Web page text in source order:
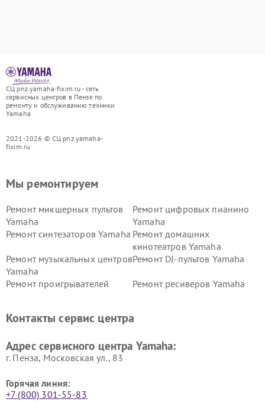
СЦ pnz.yamaha-fixim.ru - сеть
сервисных центров в Пензе по
ремонту и обслуживанию техники
Yamaha
2021-2026 © СЦ pnz.yamaha-
fixim.ru
Мы ремонтируем
Ремонт микшерных пультов
Yamaha
Ремонт цифровых пианино
Yamaha
Ремонт синтезаторов Yamaha Ремонт домашних
кинотеатров Yamaha
Ремонт музыкальных центров
Yamaha
Ремонт DJ-пультов Yamaha
Ремонт проигрывателей
Ремонт ресиверов Yamaha
Yamaha
Yamaha
Контакты сервис центра
Адрес сервисного центра Yamaha:
г. Пенза, Московская ул., 83
Горячая линия:
+7 (800) 301-55-83